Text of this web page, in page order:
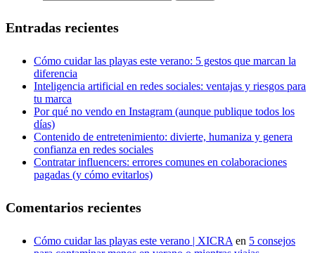
Entradas recientes
Cómo cuidar las playas este verano: 5 gestos que marcan la
diferencia
Inteligencia artificial en redes sociales: ventajas y riesgos para
tu marca
Por qué no vendo en Instagram (aunque publique todos los
días)
Contenido de entretenimiento: divierte, humaniza y genera
confianza en redes sociales
Contratar influencers: errores comunes en colaboraciones
pagadas (y cómo evitarlos)
Comentarios recientes
Cómo cuidar las playas este verano | XICRA en 5 consejos